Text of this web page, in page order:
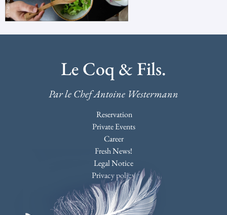
Le Coq & Fils.
Par le Chef Antoine Westermann
Reservation
Private Events
Career
Fresh News!
Legal Notice
Privacy policy